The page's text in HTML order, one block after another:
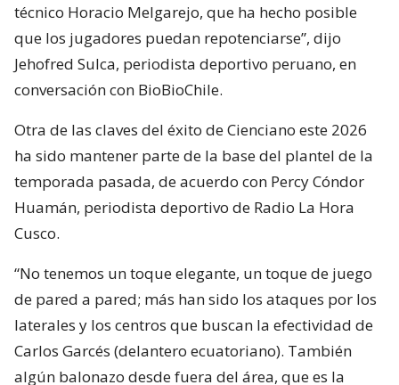
técnico Horacio Melgarejo, que ha hecho posible
que los jugadores puedan repotenciarse”, dijo
Jehofred Sulca, periodista deportivo peruano, en
conversación con BioBioChile.
Otra de las claves del éxito de Cienciano este 2026
ha sido mantener parte de la base del plantel de la
temporada pasada, de acuerdo con Percy Cóndor
Huamán, periodista deportivo de Radio La Hora
Cusco.
“No tenemos un toque elegante, un toque de juego
de pared a pared; más han sido los ataques por los
laterales y los centros que buscan la efectividad de
Carlos Garcés (delantero ecuatoriano). También
algún balonazo desde fuera del área, que es la